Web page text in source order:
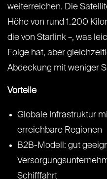
weiterreichen. Die
Höhe von rund 1.200
die von Starlink –, was
Folge hat, aber
Abdeckung mit weniger
Vorteile
Globale Infrastruktur
erreichbare Regionen
B2B-Modell: gut
Schifffahrt